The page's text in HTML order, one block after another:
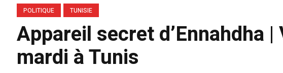
POLITIQUE TUNISIE
Appareil secret d’Ennahdha
mardi à Tunis